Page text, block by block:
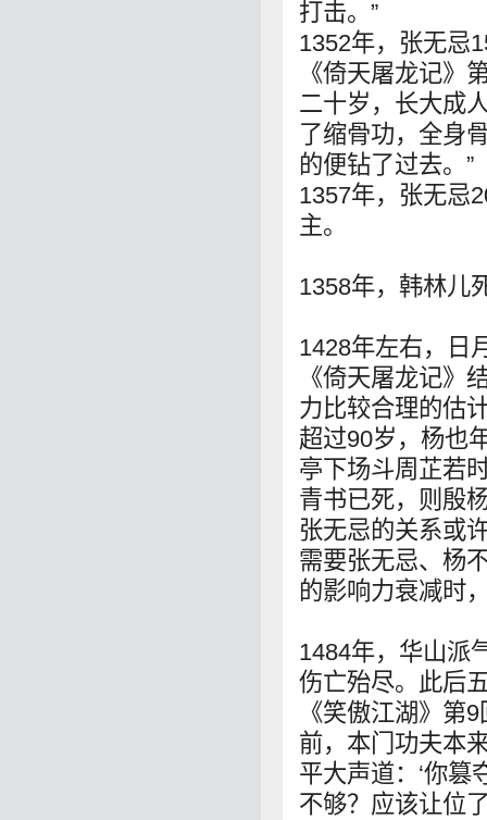
打击。”
1352年，张无忌
《倚天屠龙记》
二十岁，长大成
了缩骨功，全身
的便钻了过去。”
1357年，张无忌
主。
1358年，韩林儿
1428年左右，日
《倚天屠龙记》
力比较合理的估
超过90岁，杨也
亭下场斗周芷若
青书已死，则殷
张无忌的关系或
需要张无忌、杨
的影响力衰减时
1484年，华山派
伤亡殆尽。此后
《笑傲江湖》第
前，本门功夫本
平大声道：‘你
不够？应该让位